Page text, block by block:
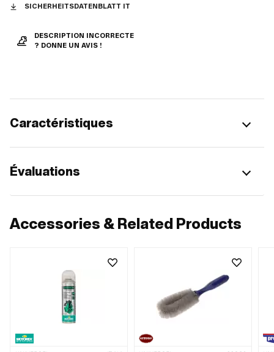
SICHERHEITSDATENBLATT IT
DESCRIPTION INCORRECTE
? DONNE UN AVIS !
Caractéristiques
Évaluations
Accessories & Related Products